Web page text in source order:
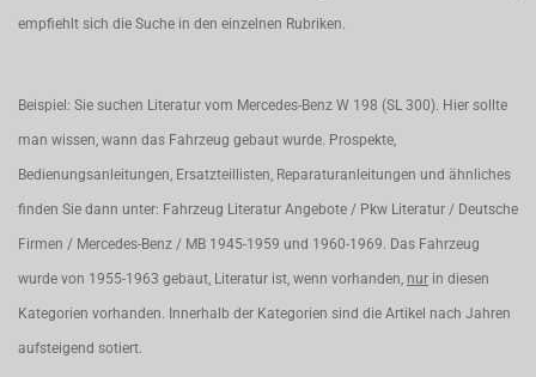
empfiehlt sich die Suche in den einzelnen Rubriken.
Beispiel: Sie suchen Literatur vom Mercedes-Benz W 198 (SL 300). Hier sollte
man wissen, wann das Fahrzeug gebaut wurde. Prospekte,
Bedienungsanleitungen, Ersatzteillisten, Reparaturanleitungen und ähnliches
finden Sie dann unter: Fahrzeug Literatur Angebote / Pkw Literatur / Deutsche
Firmen / Mercedes-Benz / MB 1945-1959 und 1960-1969. Das Fahrzeug
wurde von 1955-1963 gebaut, Literatur ist, wenn vorhanden, nur in diesen
Kategorien vorhanden. Innerhalb der Kategorien sind die Artikel nach Jahren
aufsteigend sotiert.